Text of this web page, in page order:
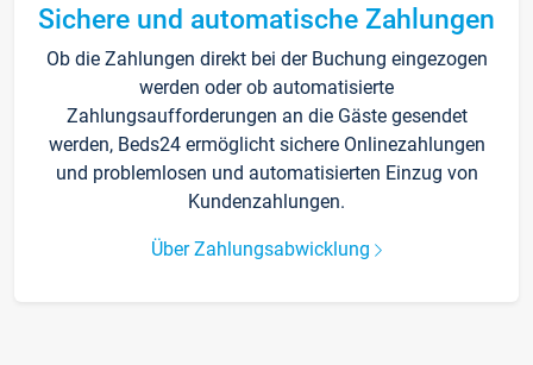
Sichere und automatische Zahlungen
Ob die Zahlungen direkt bei der Buchung eingezogen
werden oder ob automatisierte
Zahlungsaufforderungen an die Gäste gesendet
werden, Beds24 ermöglicht sichere Onlinezahlungen
und problemlosen und automatisierten Einzug von
Kundenzahlungen.
Über Zahlungsabwicklung